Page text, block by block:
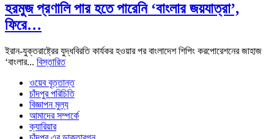
হরমুজ প্রণালি পার হতে পারেনি ‘বাংলার জয়যাত্রা’,
ফিরে…
ইরান-যুক্তরাষ্ট্রের যুদ্ধবিরতি কার্যকর হওয়ার পর বাংলাদেশ শিপিং করপোরেশনের জাহাজ
‘বাংলার... বিস্তারিত
ওয়েব বৃত্তান্ত
চাঁদপুর পরিচিতি
বিজ্ঞাপন মুল্য
আমাদের সম্পর্কে
ক্যারিয়ার